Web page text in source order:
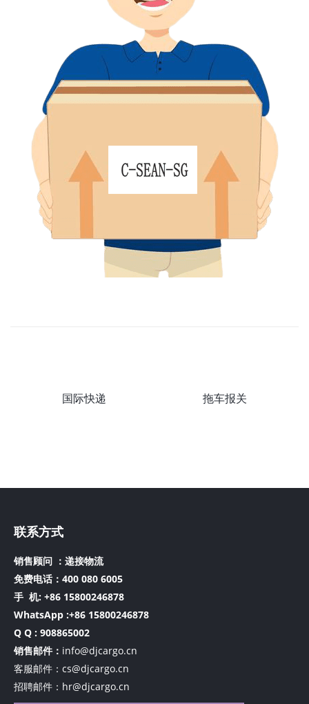
国际快递 拖车报关
联系方式
销售顾问 ：递接物流
免费电话：400 080 6005
手 机: +86 15800246878
WhatsApp :+86 15800246878
Q Q : 908865002
销售邮件： info@djcargo.cn
客服邮件：cs@djcargo.cn
招聘邮件：hr@djcargo.cn